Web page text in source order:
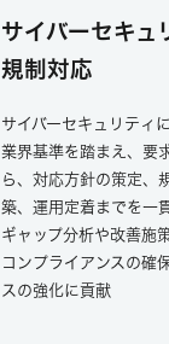
サイバーセキュ
規制対応
サイバーセキュリティ
業界基準を踏まえ、要
ら、対応方針の策定、
築、運用定着までを一
ギャップ分析や改善施
コンプライアンスの確
スの強化に貢献